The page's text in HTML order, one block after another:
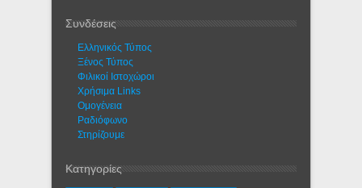
Συνδέσεις
Ελληνικός Τύπος
Ξένος Τύπος
Φιλικοί Ιστοχώροι
Χρήσιμα Links
Ομογένεια
Ραδιόφωνο
Στηρίζουμε
Κατηγορίες